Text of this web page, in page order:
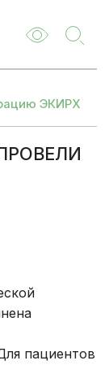
ЭКИРХ
пациентов